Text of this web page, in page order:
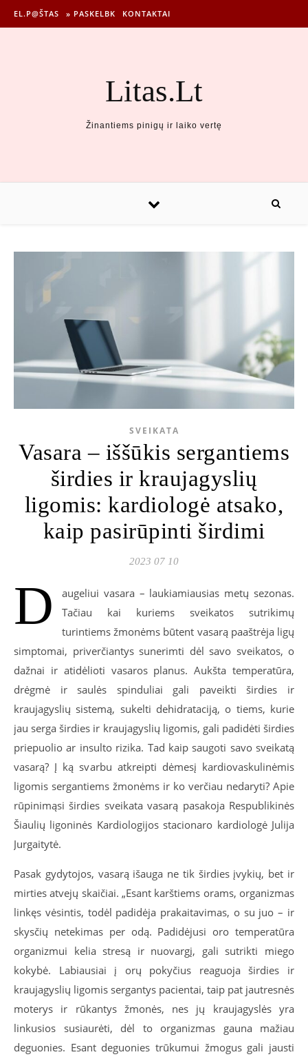
EL.P@ŠTAS » PASKELBK KONTAKTAI
Litas.Lt
Žinantiems pinigų ir laiko vertę
SVEIKATA
Vasara – iššūkis sergantiems
širdies ir kraujagyslių
ligomis: kardiologė atsako,
kaip pasirūpinti širdimi
2023 07 10
D
augeliui vasara – laukiamiausias metų sezonas.
Tačiau kai kuriems sveikatos sutrikimų
turintiems žmonėms būtent vasarą paaštrėja ligų
simptomai, priverčiantys sunerimti dėl savo sveikatos, o
dažnai ir atidėlioti vasaros planus. Aukšta temperatūra,
drėgmė ir saulės spinduliai gali paveikti širdies ir
kraujagyslių sistemą, sukelti dehidrataciją, o tiems, kurie
jau serga širdies ir kraujagyslių ligomis, gali padidėti širdies
priepuolio ar insulto rizika. Tad kaip saugoti savo sveikatą
vasarą? Į ką svarbu atkreipti dėmesį kardiovaskulinėmis
ligomis sergantiems žmonėms ir ko verčiau nedaryti? Apie
rūpinimąsi širdies sveikata vasarą pasakoja Respublikinės
Šiaulių ligoninės Kardiologijos stacionaro kardiologė Julija
Jurgaitytė.
Pasak gydytojos, vasarą išauga ne tik širdies įvykių, bet ir
mirties atvejų skaičiai. „Esant karštiems orams, organizmas
linkęs vėsintis, todėl padidėja prakaitavimas, o su juo – ir
skysčių netekimas per odą. Padidėjusi oro temperatūra
organizmui kelia stresą ir nuovargį, gali sutrikti miego
kokybė. Labiausiai į orų pokyčius reaguoja širdies ir
kraujagyslių ligomis sergantys pacientai, taip pat jautresnės
moterys ir rūkantys žmonės, nes jų kraujagyslės yra
linkusios susiaurėti, dėl to organizmas gauna mažiau
deguonies. Esant deguonies trūkumui žmogus gali jausti